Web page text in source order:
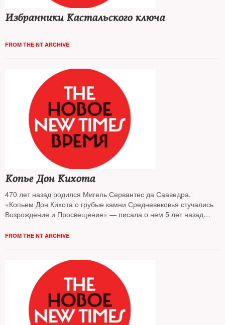
Избранники Кастальского ключа
FROM THE NT ARCHIVE
Копье Дон Кихота
470 лет назад родился Мигель Сервантес да Сааведра.
«Копьем Дон Кихота о грубые камни Средневековья стучались
Возрождение и Просвещение» — писала о нем 5 лет назад
FROM THE NT ARCHIVE